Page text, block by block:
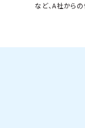
など、A社から